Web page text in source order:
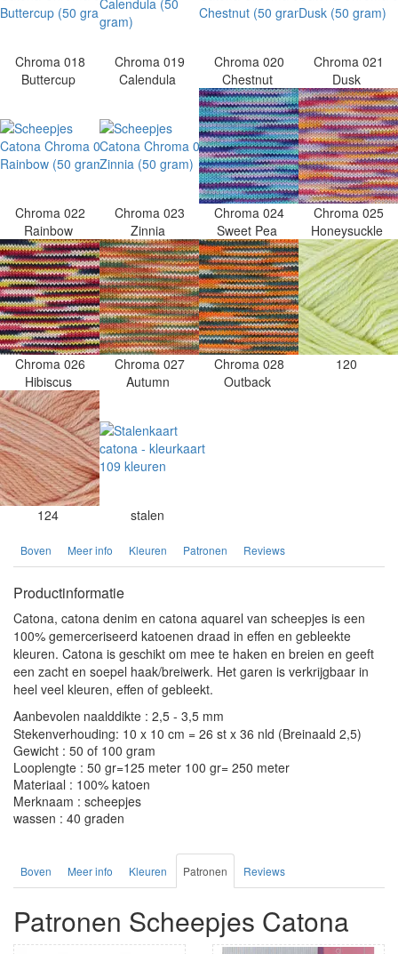
Chroma 018
Buttercup
Chroma 019
Calendula
Chroma 020
Chestnut
Chroma 021
Dusk
Chroma 022
Rainbow
Chroma 023
Zinnia
Chroma 024
Sweet Pea
Chroma 025
Honeysuckle
Chroma 026
Hibiscus
Chroma 027
Autumn
Chroma 028
Outback
120
124 stalen
Boven Meer info Kleuren Patronen Reviews
Productinformatie
Catona, catona denim en catona aquarel van scheepjes is een
100% gemerceriseerd katoenen draad in effen en gebleekte
kleuren. Catona is geschikt om mee te haken en breien en geeft
een zacht en soepel haak/breiwerk. Het garen is verkrijgbaar in
heel veel kleuren, effen of gebleekt.
Aanbevolen naalddikte : 2,5 - 3,5 mm
Stekenverhouding: 10 x 10 cm = 26 st x 36 nld (Breinaald 2,5)
Gewicht : 50 of 100 gram
Looplengte : 50 gr=125 meter 100 gr= 250 meter
Materiaal : 100% katoen
Merknaam : scheepjes
wassen : 40 graden
Boven Meer info Kleuren Patronen Reviews
Patronen Scheepjes Catona